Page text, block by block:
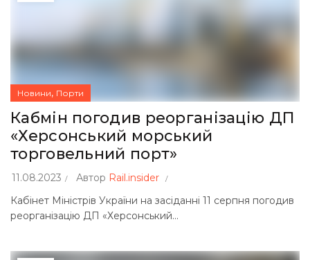
Новини, Порти
Кабмін погодив реорганізацію ДП
«Херсонський морський
торговельний порт»
11.08.2023 Автор Rail.insider
Кабінет Міністрів України на засіданні 11 серпня погодив
реорганізацію ДП «Херсонський...